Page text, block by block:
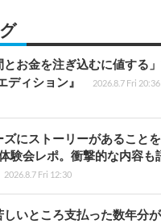
とお金を注ぎ込むに値する
ディション』
2026.8.7 Fri 20:36
ズにストーリーがあること
験会レポ。衝撃的な内容
2026.8.7 Fri 12:30
いところ支払った数年分